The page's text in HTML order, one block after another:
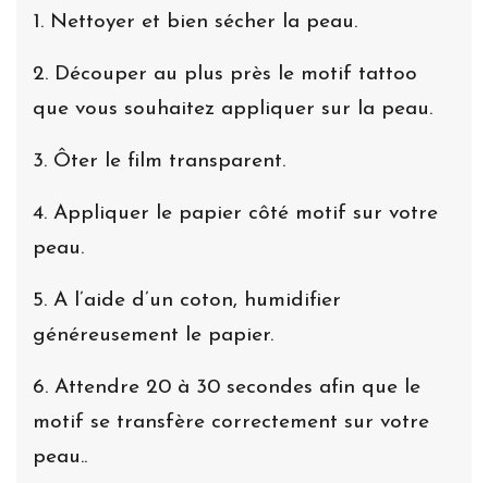
1. Nettoyer et bien sécher la peau.
2. Découper au plus près le motif tattoo
que vous souhaitez appliquer sur la peau.
3. Ôter le film transparent.
4. Appliquer le papier côté motif sur votre
peau.
5. A l’aide d’un coton, humidifier
généreusement le papier.
6. Attendre 20 à 30 secondes afin que le
motif se transfère correctement sur votre
peau..